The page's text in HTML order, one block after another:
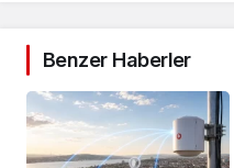
Benzer Haberler